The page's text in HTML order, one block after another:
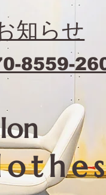
知らせ
8559-